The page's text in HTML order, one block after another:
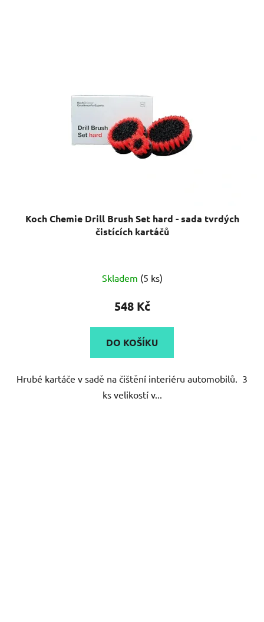
Koch Chemie Drill Brush Set hard - sada tvrdých
čistících kartáčů
hodnocení
produktu
5,0
z
hvězdiček.
Skladem (5 ks)
548 Kč
DO KOŠÍKU
Hrubé kartáče v sadě na čištění interiéru automobilů. 3
ks velikostí v...